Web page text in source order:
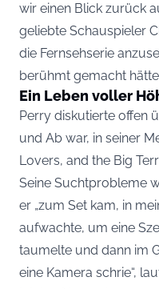
wir einen Blick zurück
geliebte Schauspieler
die Fernsehserie
berühmt gemacht
Ein Leben voller
Perry diskutierte offen
und Ab war, in seiner
Lovers, and the Big
Seine Suchtprobleme
er „zum Set kam, in
aufwachte, um eine
taumelte und dann im
eine Kamera schrie“,